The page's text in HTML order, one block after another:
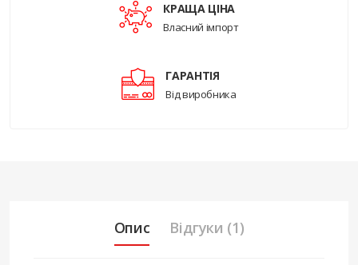
КРАЩА ЦІНА
Власний імпорт
ГАРАНТІЯ
Від виробника
Опис Відгуки (1)